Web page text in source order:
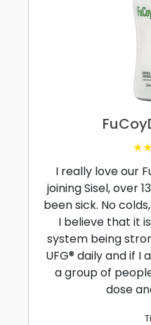
I really love our
joining Sisel, over
been sick. No
I believe that it
system being
UFG® daily and if I
a group of
dose